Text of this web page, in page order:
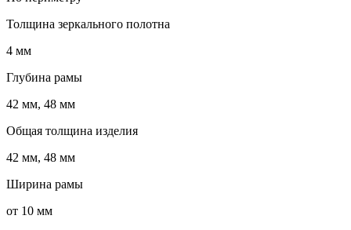
Толщина зеркального полотна
4 мм
Глубина рамы
42 мм, 48 мм
Общая толщина изделия
42 мм, 48 мм
Ширина рамы
от 10 мм